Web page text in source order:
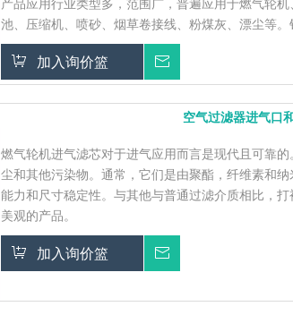
产品应用行业类型多，范围广，普遍应用于燃气轮
池、压缩机、喷砂、烟草卷接线、粉煤灰、漂尘等
加入询价篮
空气过滤器进气口
燃气轮机进气滤芯对于进气应用而言是现代且可靠
尘和其他污染物。通常，它们是由聚酯，纤维素和
能力和尺寸稳定性。与其他与普通过滤介质相比，
美观的产品。
加入询价篮